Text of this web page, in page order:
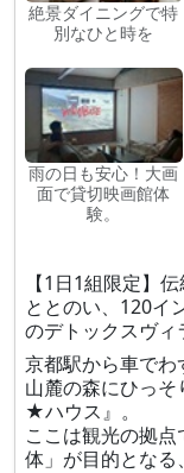
絶景ダイニングで特
別なひと時を
雨の日も安心！大画
面で貸切映画館体
験。
【1日1組限定】
ととのい、120イ
のデトックスヴィ
京都駅から車でわ
山麓の森にひっ
★ハウス』。
ここは観光の拠
体」が目的となる